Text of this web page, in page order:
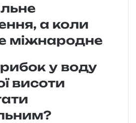
а коли
міжнародне
у воду
висоти